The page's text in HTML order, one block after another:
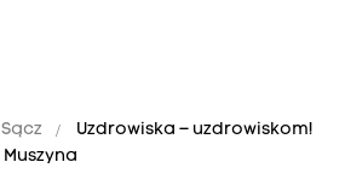
Uzdrowiska – uzdrowiskom!